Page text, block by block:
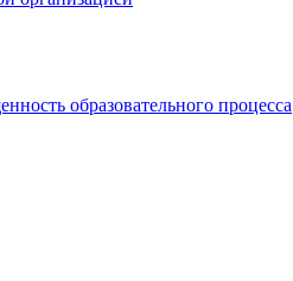
образовательного процесса